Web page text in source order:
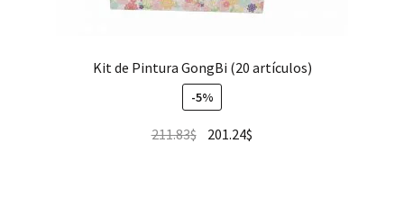
Kit de Pintura GongBi (20 artículos)
-5%
211.83$ 201.24$